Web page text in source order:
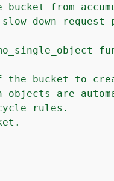
from
down request
the bucket to
are
rules.